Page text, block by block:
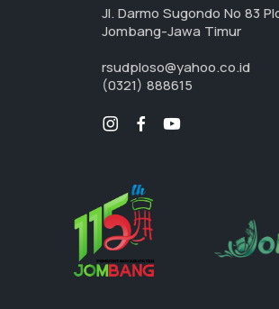
Jl. Darmo Sugondo No 83
Jombang-Jawa Timur
rsudploso@yahoo.co.id
(0321) 888615